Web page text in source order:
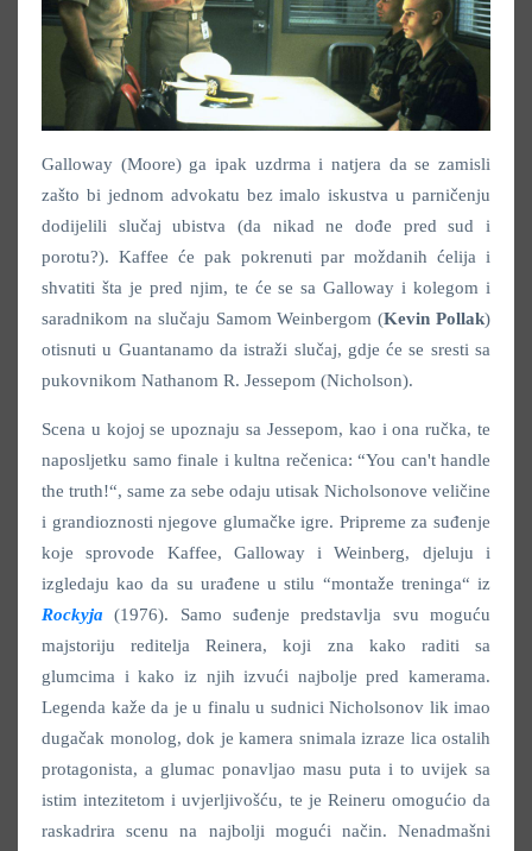
Galloway (Moore) ga ipak uzdrma i natjera da se zamisli
zašto bi jednom advokatu bez imalo iskustva u parničenju
dodijelili slučaj ubistva (da nikad ne dođe pred sud i
porotu?). Kaffee će pak pokrenuti par moždanih ćelija i
shvatiti šta je pred njim, te će se sa Galloway i kolegom i
saradnikom na slučaju Samom Weinbergom (Kevin Pollak)
otisnuti u Guantanamo da istraži slučaj, gdje će se sresti sa
pukovnikom Nathanom R. Jessepom (Nicholson).
Scena u kojoj se upoznaju sa Jessepom, kao i ona ručka, te
naposljetku samo finale i kultna rečenica: “You can't handle
the truth!“, same za sebe odaju utisak Nicholsonove veličine
i grandioznosti njegove glumačke igre. Pripreme za suđenje
koje sprovode Kaffee, Galloway i Weinberg, djeluju i
izgledaju kao da su urađene u stilu “montaže treninga“ iz
Rockyja
(1976). Samo suđenje predstavlja svu moguću
majstoriju reditelja Reinera, koji zna kako raditi sa
glumcima i kako iz njih izvući najbolje pred kamerama.
Legenda kaže da je u finalu u sudnici Nicholsonov lik imao
dugačak monolog, dok je kamera snimala izraze lica ostalih
protagonista, a glumac ponavljao masu puta i to uvijek sa
istim intezitetom i uvjerljivošću, te je Reineru omogućio da
raskadrira scenu na najbolji mogući način. Nenadmašni